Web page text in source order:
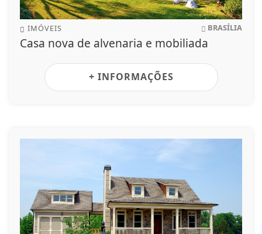
IMÓVEIS BRASÍLIA
Casa nova de alvenaria e mobiliada
+ INFORMAÇÕES